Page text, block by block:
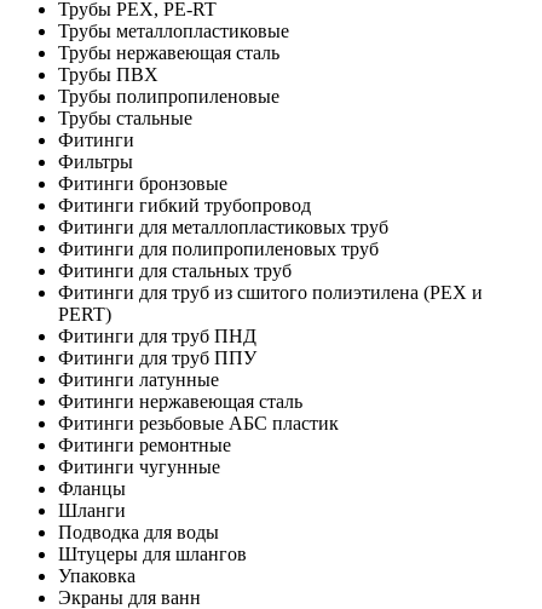
Трубы PEX, PE-RT
Трубы металлопластиковые
Трубы нержавеющая сталь
Трубы ПВХ
Трубы полипропиленовые
Трубы стальные
Фитинги
Фильтры
Фитинги бронзовые
Фитинги гибкий трубопровод
Фитинги для металлопластиковых труб
Фитинги для полипропиленовых труб
Фитинги для стальных труб
Фитинги для труб из сшитого полиэтилена (PEX и
PERT)
Фитинги для труб ПНД
Фитинги для труб ППУ
Фитинги латунные
Фитинги нержавеющая сталь
Фитинги резьбовые АБС пластик
Фитинги ремонтные
Фитинги чугунные
Фланцы
Шланги
Подводка для воды
Штуцеры для шлангов
Упаковка
Экраны для ванн